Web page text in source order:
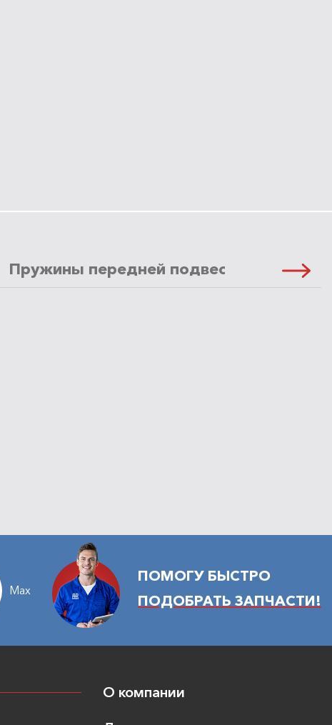
Пружины передней подвески
Max
ПОМОГУ БЫСТРО
ПОДОБРАТЬ ЗАПЧАСТИ!
О компании